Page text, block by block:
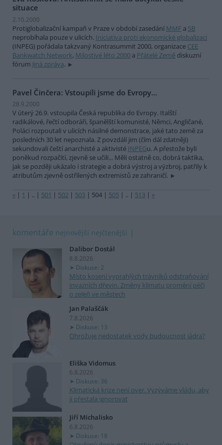
situace
2.10.2000
Protiglobalizační kampaň v Praze v období zasedání MMF a SB
neprobíhala pouze v ulicích. Iniciativa proti ekonomické globalizaci
(INPEG) pořádala takzvaný Kontrasummit 2000, organizace CEE
Bankwatch Network, Milostivé léto 2000 a Přátelé Země diskuzní
fórum Jiná zpráva.
Pavel Činčera: Vstoupili jsme do Evropy...
28.9.2000
V úterý 26.9. vstoupila Česká republika do Evropy. Italští
radikálové, řečtí odboráři, španělští komunisté, Němci, Angličané,
Poláci rozpoutali v ulicích násilné demonstrace, jaké tato země za
posledních 30 let nepoznala. Z povzdálí jim (čím dál zdatněji)
sekundovali čeští anarchisté a aktivisté INPEGu. A přestože byli
poněkud rozpačití, zjevně se učili... Měli ostatně co, dobrá taktika,
jak se později ukázalo i strategie a dobrá výstroj a výzbroj, patřily k
atributům zjevně ostřílených extremistů ze zahraničí.
« | 1 | .. | 501 | 502 | 503 | 504 | 505 | .. | 513 | »
komentáře nejnovější nejčtenější
Dalibor Dostál
8.8.2026
Diskuse: 2
Místo kosení vyprahlých trávníků odstraňování
invazních dřevin. Změny klimatu promění péči
o zeleň ve městech
Jan Palaščák
7.8.2026
Diskuse: 13
Ohrožuje nedostatek vody budoucnost jádra?
Eliška Vidomus
6.8.2026
Diskuse: 36
Klimatická krize není over. Vyzýváme vládu, aby
ji přestala ignorovat
Jiří Michalisko
6.8.2026
Diskuse: 18